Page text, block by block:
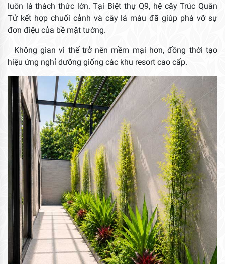
luôn là thách thức lớn. Tại Biệt thự Q9, hệ cây Trúc Quân
Tử kết hợp chuối cảnh và cây lá màu đã giúp phá vỡ sự
đơn điệu của bề mặt tường.
Không gian vì thế trở nên mềm mại hơn, đồng thời tạo
hiệu ứng nghỉ dưỡng giống các khu resort cao cấp.